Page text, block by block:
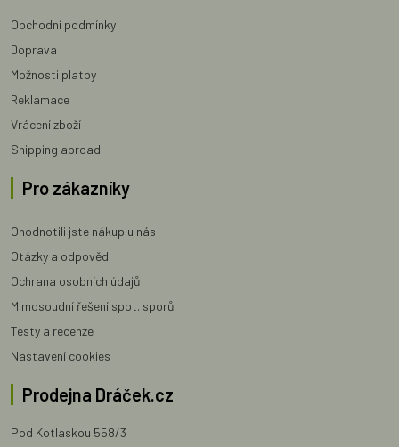
Obchodní podmínky
Doprava
Možnosti platby
Reklamace
Vrácení zboží
Shipping abroad
Pro zákazníky
Ohodnotili jste nákup u nás
Otázky a odpovědi
Ochrana osobních údajů
Mimosoudní řešení spot. sporů
Testy a recenze
Nastavení cookies
Prodejna Dráček.cz
Pod Kotlaskou 558/3